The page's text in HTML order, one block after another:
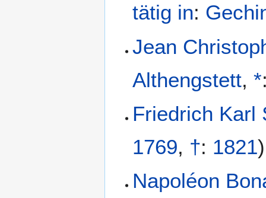
tätig in:
Jean
Althengstett,*
Friedrich Karl
1769, †: 1821)
Napoléon